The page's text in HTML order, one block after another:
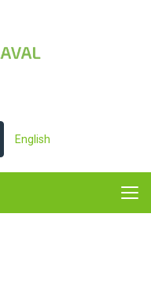
English